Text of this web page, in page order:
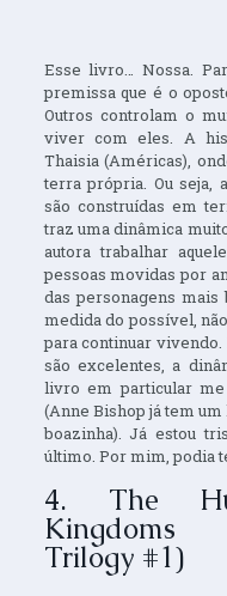
Esse livro… Nossa.
premissa que é o
Outros controlam o
viver com eles. A
Thaisia (Américas),
terra própria. Ou seja,
são construídas em
traz uma dinâmica
autora trabalhar
pessoas movidas por
das personagens mais
medida do possível,
para continuar
são excelentes, a
livro em particular
(Anne Bishop já tem
boazinha). Já estou
último. Por mim, podia
4. The
Kingdoms
Trilogy #1)